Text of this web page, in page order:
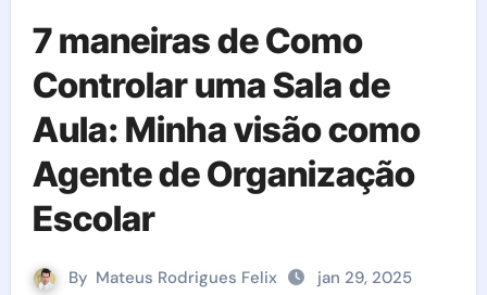
7 maneiras de Como
Controlar uma Sala de
Aula: Minha visão como
Agente de Organização
Escolar
By Mateus Rodrigues Felix jan 29, 2025